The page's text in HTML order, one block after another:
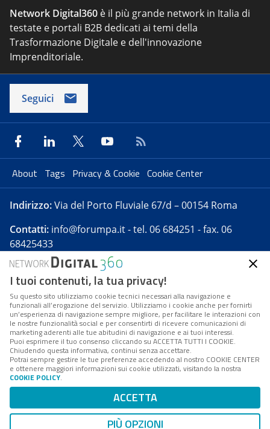
Network Digital360 è il più grande network in Italia di
testate e portali B2B dedicati ai temi della
Trasformazione Digitale e dell'innovazione
Imprenditoriale.
Seguici
About Tags Privacy & Cookie Cookie Center
Indirizzo:Via del Porto Fluviale 67/d – 00154 Roma
Contatti: info@forumpa.it- tel. 06 684251 - fax. 06
68425433
Forumpa.itè una pubblicazione telematica iscritta
presso Registro della stampa del Tribunale di Roma -
Reg. n. 182 del 2 maggio 2008 - Direttore resp. Michela
Stentella
FPA s.r.l. è società soggetta a Direzione e
Coordinamento da parte di Digital360 S.p.A. - FPA s.r.l.
è un'azienda certificata per il sistema di management
Codice Fiscale/Partita IVA n. 10693191008 - R.E.A. Roma
n. 1249791. ISP AWS
Mappa del sito
I tuoi contenuti, la tua privacy!
Su questo sito utilizziamo cookie tecnici necessari alla navigazione e
funzionali all’erogazione del servizio. Utilizziamo i cookie anche per fornirti
un’esperienza di navigazione sempre migliore, per facilitare le interazioni con
le nostre funzionalità social e per consentirti di ricevere comunicazioni di
marketing aderenti alle tue abitudini di navigazione e ai tuoi interessi.
Puoi esprimere il tuo consenso cliccando su ACCETTA TUTTI I COOKIE.
Chiudendo questa informativa, continui senza accettare.
Potrai sempre gestire le tue preferenze accedendo al nostro COOKIE CENTER
e ottenere maggiori informazioni sui cookie utilizzati, visitando la nostra
COOKIE POLICY.
ACCETTA
PIÙ OPZIONI